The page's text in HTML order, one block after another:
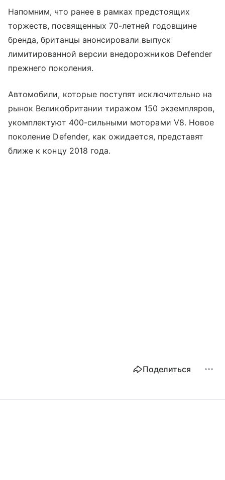
Напомним, что ранее в рамках предстоящих
торжеств, посвященных 70-летней годовщине
бренда, британцы анонсировали выпуск
лимитированной версии внедорожников Defender
прежнего поколения.
Автомобили, которые поступят исключительно на
рынок Великобритании тиражом 150 экземпляров,
укомплектуют 400-сильными моторами V8. Новое
поколение Defender, как ожидается, представят
ближе к концу 2018 года.
Поделиться